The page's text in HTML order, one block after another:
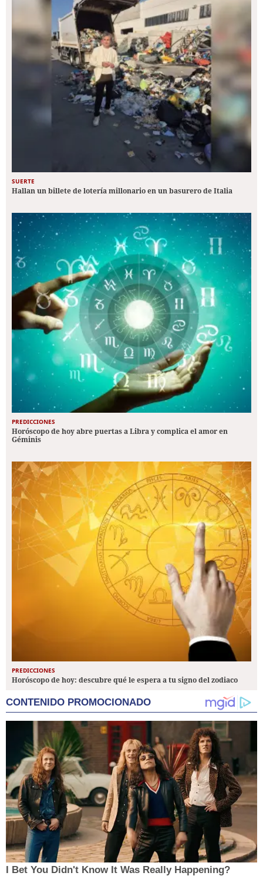
SUERTE
Hallan un billete de lotería millonario en un basurero de Italia
PREDICCIONES
Horóscopo de hoy abre puertas a Libra y complica el amor en
Géminis
PREDICCIONES
Horóscopo de hoy: descubre qué le espera a tu signo del zodiaco
CONTENIDO PROMOCIONADO
I Bet You Didn't Know It Was Really Happening?